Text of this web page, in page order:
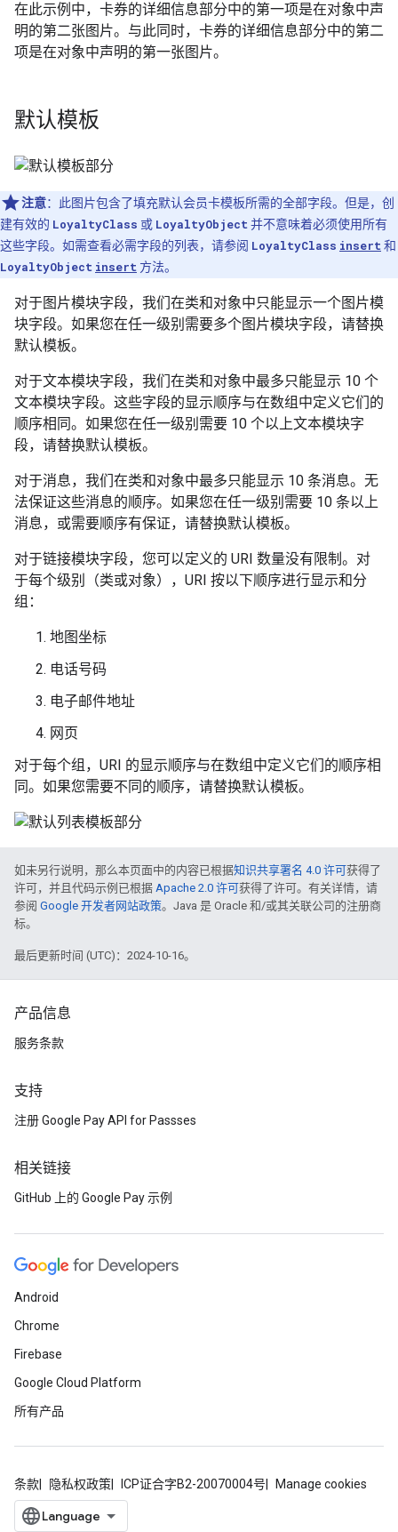
在此示例中，卡券的详细信息部分中的第一项是在对象中声
明的第二张图片。与此同时，卡券的详细信息部分中的第二
项是在对象中声明的第一张图片。
默认模板
注意：此图片包含了填充默认会员卡模板所需的全部字段。但是，创
建有效的 LoyaltyClass 或 LoyaltyObject 并不意味着必须使用所有
这些字段。如需查看必需字段的列表，请参阅 LoyaltyClass insert 和
LoyaltyObject insert 方法。
对于图片模块字段，我们在类和对象中只能显示一个图片模
块字段。如果您在任一级别需要多个图片模块字段，请替换
默认模板。
对于文本模块字段，我们在类和对象中最多只能显示 10 个
文本模块字段。这些字段的显示顺序与在数组中定义它们的
顺序相同。如果您在任一级别需要 10 个以上文本模块字
段，请替换默认模板。
对于消息，我们在类和对象中最多只能显示 10 条消息。无
法保证这些消息的顺序。如果您在任一级别需要 10 条以上
消息，或需要顺序有保证，请替换默认模板。
对于链接模块字段，您可以定义的 URI 数量没有限制。对
于每个级别（类或对象），URI 按以下顺序进行显示和分
组：
地图坐标
电话号码
电子邮件地址
网页
对于每个组，URI 的显示顺序与在数组中定义它们的顺序相
同。如果您需要不同的顺序，请替换默认模板。
如未另行说明，那么本页面中的内容已根据知识共享署名 4.0 许可获得了
许可，并且代码示例已根据 Apache 2.0 许可获得了许可。有关详情，请
参阅 Google 开发者网站政策。Java 是 Oracle 和/或其关联公司的注册商
标。
最后更新时间 (UTC)：2024-10-16。
产品信息
服务条款
支持
注册 Google Pay API for Passses
相关链接
GitHub 上的 Google Pay 示例
Android
Chrome
Firebase
Google Cloud Platform
所有产品
条款 隐私权政策 ICP证合字B2-20070004号 Manage cookies